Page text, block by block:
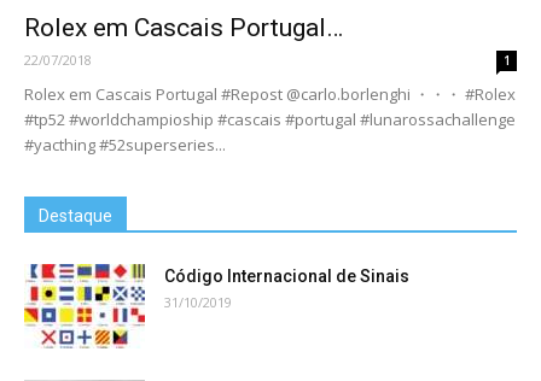
Rolex em Cascais Portugal…
22/07/2018 1
Rolex em Cascais Portugal #Repost @carlo.borlenghi ・・・ #Rolex
#tp52 #worldchampioship #cascais #portugal #lunarossachallenge
#yacthing #52superseries...
Destaque
Código Internacional de Sinais
31/10/2019